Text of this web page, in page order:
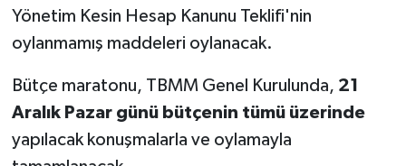
Yönetim Kesin Hesap Kanunu Teklifi'nin
oylanmamış maddeleri oylanacak.
Bütçe maratonu, TBMM Genel Kurulunda, 21
Aralık Pazar günü bütçenin tümü üzerinde
yapılacak konuşmalarla ve oylamayla